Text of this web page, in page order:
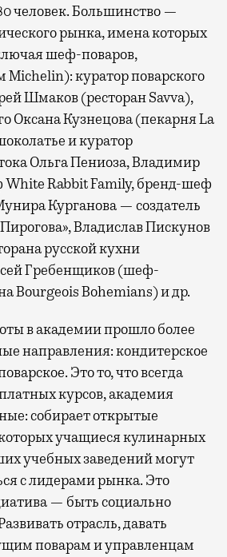
человек. Большинство —
рынка, имена которых
шеф-поваров,
куратор поварского
Шмаков (ресторан Savva),
Оксана Кузнецова (пекарня La
и куратор
Ольга Пениоза, Владимир
Rabbit Family, бренд-шеф
Курганова — создатель
Владислав Пискунов
русской кухни
Гребенщиков (шеф-
Bourgeois Bohemians) и др.
в академии прошло более
направления: кондитерское
Это то, что всегда
курсов, академия
собирает открытые
учащиеся кулинарных
учебных заведений могут
с лидерами рынка. Это
— быть социально
отрасль, давать
поварам и управленцам